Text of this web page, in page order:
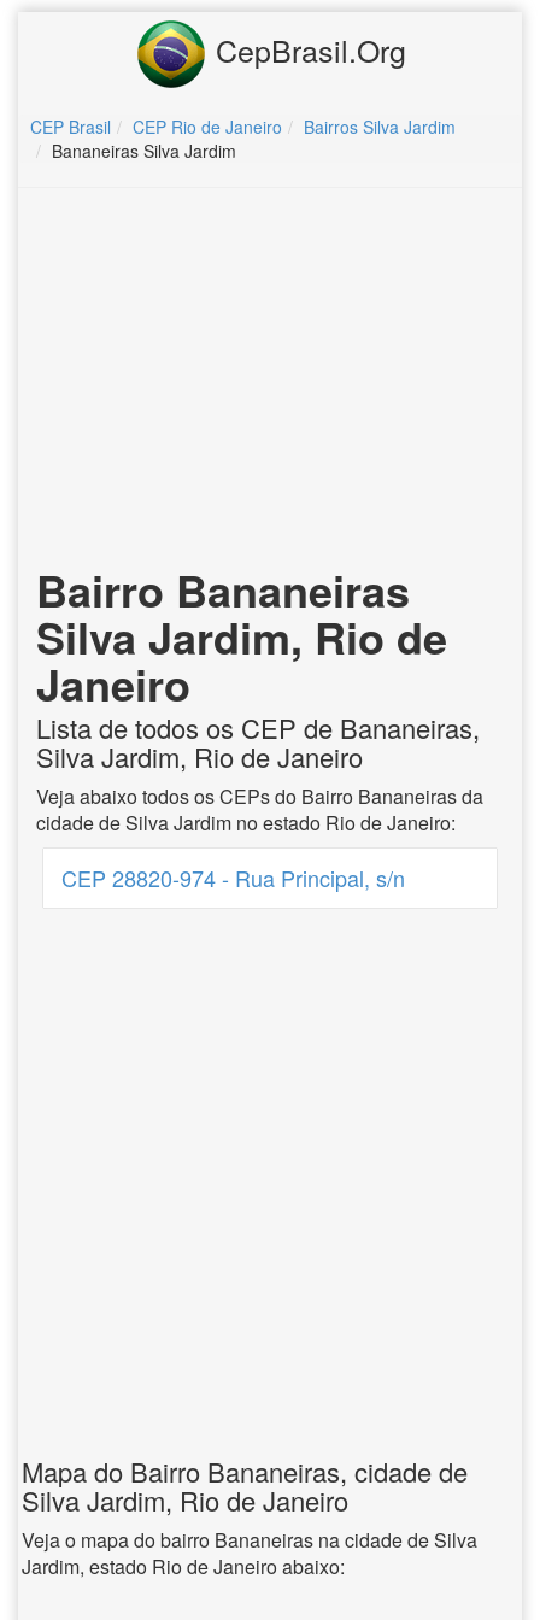
CepBrasil.Org
CEP Brasil CEP Rio de Janeiro
Bairros Silva Jardim
Bananeiras Silva Jardim
Bairro Bananeiras
Silva Jardim, Rio de
Janeiro
Lista de todos os CEP de Bananeiras,
Silva Jardim, Rio de Janeiro
Veja abaixo todos os CEPs do Bairro Bananeiras da
cidade de Silva Jardim no estado Rio de Janeiro:
CEP 28820-974 - Rua Principal, s/n
Mapa do Bairro Bananeiras, cidade de
Silva Jardim, Rio de Janeiro
Veja o mapa do bairro Bananeiras na cidade de Silva
Jardim, estado Rio de Janeiro abaixo: